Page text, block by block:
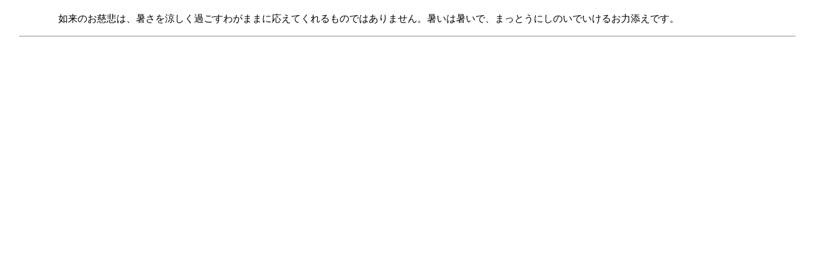
如来のお慈悲は、暑さを涼しく過ごすわがままに応えてくれるものではありません。暑いは暑いで、まっとうにしのいでいけるお力添えです。